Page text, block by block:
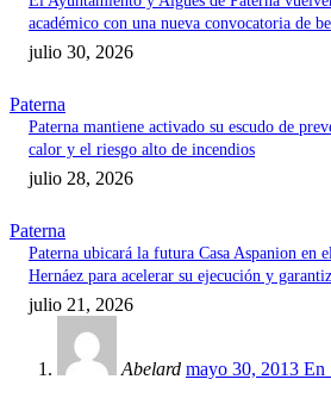
académico con una nueva convocatoria de
julio 30, 2026
Paterna
Paterna mantiene activado su escudo de
calor y el riesgo alto de incendios
julio 28, 2026
Paterna
Paterna ubicará la futura Casa Aspanion en
Hernáez para acelerar su ejecución y
julio 21, 2026
Abelard mayo 30, 2013 En